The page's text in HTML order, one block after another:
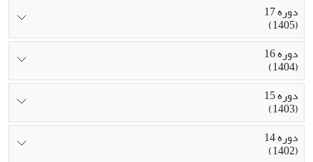
دوره 17
(1405)
دوره 16
(1404)
دوره 15
(1403)
دوره 14
(1402)